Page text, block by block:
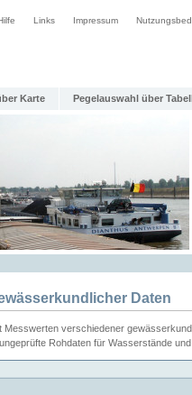
Links Impressum
Karte Pegelauswahl über
Daten
Messwerten verschiedener
Rohdaten für Wasserstände